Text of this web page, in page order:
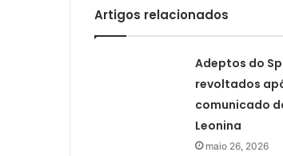
Artigos relacionados
Adeptos do
revoltados
comunicado
Leonina
maio 26, 2026